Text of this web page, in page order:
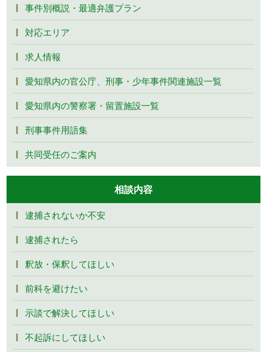
事件別概説・最適弁護プラン
対応エリア
求人情報
愛知県内の官公庁、刑事・少年事件関連施設一覧
愛知県内の警察署・留置施設一覧
刑事事件用語集
共同受任のご案内
相談内容
逮捕されないか不安
逮捕されたら
釈放・保釈してほしい
前科を避けたい
示談で解決してほしい
不起訴にしてほしい